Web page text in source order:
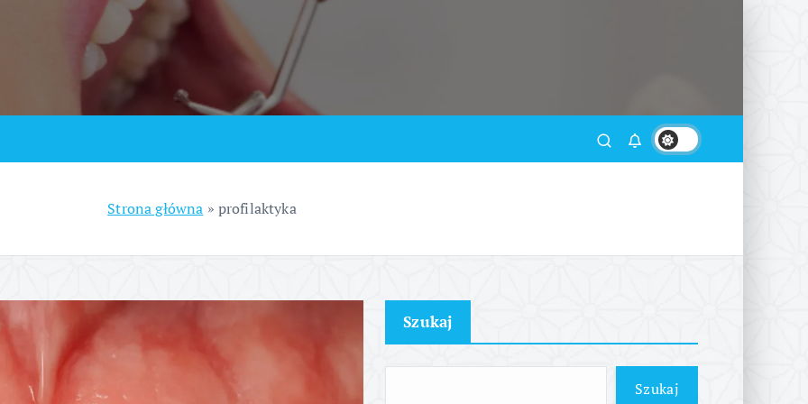
Strona główna » profilaktyka
Szukaj
Szukaj